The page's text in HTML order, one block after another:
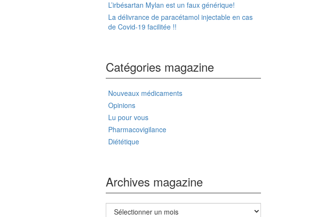
L’irbésartan Mylan est un faux générique!
La délivrance de paracétamol injectable en cas
de Covid-19 facilitée !!
Catégories magazine
Nouveaux médicaments
Opinions
Lu pour vous
Pharmacovigilance
Diététique
Archives magazine
Archives